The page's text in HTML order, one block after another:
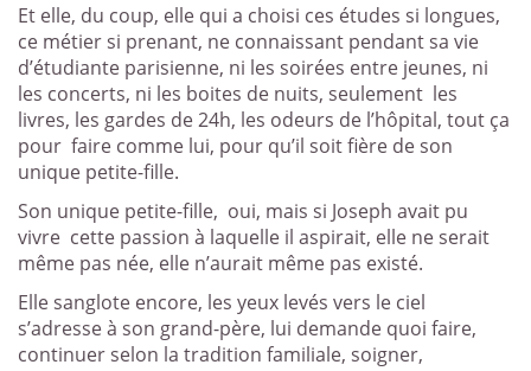
Et elle, du coup, elle qui a choisi ces études si longues,
ce métier si prenant, ne connaissant pendant sa vie
d’étudiante parisienne, ni les soirées entre jeunes, ni
les concerts, ni les boites de nuits, seulement les
livres, les gardes de 24h, les odeurs de l’hôpital, tout ça
pour faire comme lui, pour qu’il soit fière de son
unique petite-fille.
Son unique petite-fille, oui, mais si Joseph avait pu
vivre cette passion à laquelle il aspirait, elle ne serait
même pas née, elle n’aurait même pas existé.
Elle sanglote encore, les yeux levés vers le ciel
s’adresse à son grand-père, lui demande quoi faire,
continuer selon la tradition familiale, soigner,